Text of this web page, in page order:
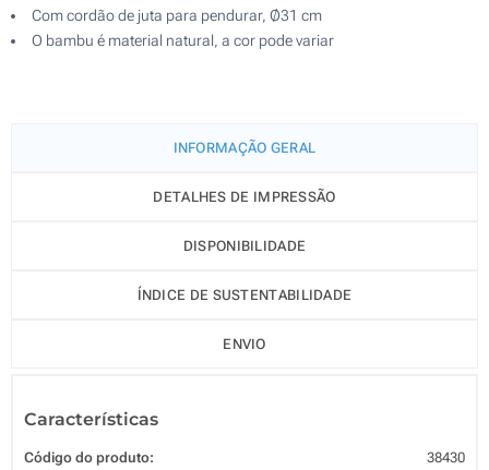
Com cordão de juta para pendurar, Ø31 cm
O bambu é material natural, a cor pode variar
INFORMAÇÃO GERAL
DETALHES DE IMPRESSÃO
DISPONIBILIDADE
ÍNDICE DE SUSTENTABILIDADE
ENVIO
Características
Código do produto: 38430